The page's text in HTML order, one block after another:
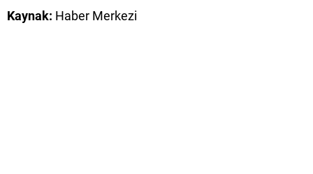
Kaynak: Haber Merkezi